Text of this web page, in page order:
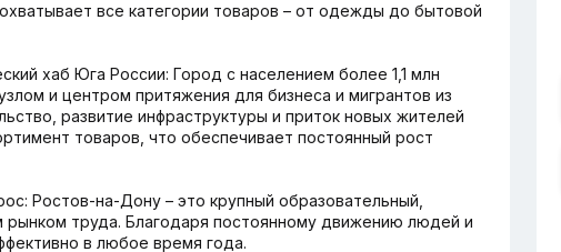
все категории товаров – от одежды до бытовой
хаб Юга России: Город с населением более 1,1 млн
и центром притяжения для бизнеса и мигрантов из
развитие инфраструктуры и приток новых жителей
товаров, что обеспечивает постоянный рост
Ростов-на-Дону – это крупный образовательный,
труда. Благодаря постоянному движению людей и
в любое время года.